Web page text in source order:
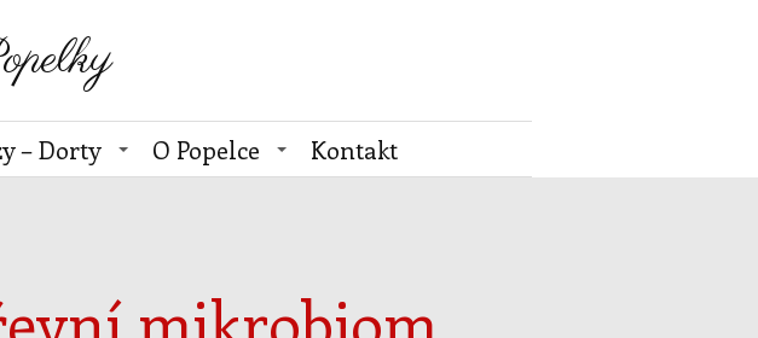
– Dorty O Popelce Kontakt
mikrobiom